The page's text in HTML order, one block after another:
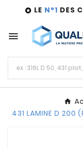
 LE N°1 DES

431 LAMINE D